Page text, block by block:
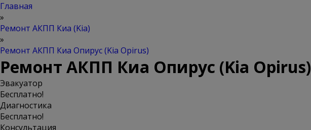
Главная
»
Ремонт АКПП Киа (Kia)
»
Ремонт АКПП Киа Опирус (Kia Opirus)
Ремонт АКПП Киа Опирус (Kia Opirus)
Эвакуатор
Бесплатно!
Диагностика
Бесплатно!
Консультация